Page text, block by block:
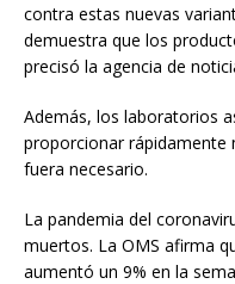
contra estas nuevas
demuestra que los
precisó la agencia de
Además, los laboratorios
proporcionar rápidamente
fuera necesario.
La pandemia del
muertos. La OMS afirma
aumentó un 9% en la